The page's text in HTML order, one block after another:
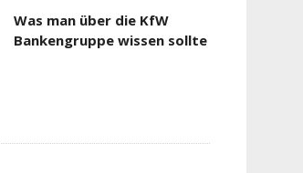
Was man über die KfW
Bankengruppe wissen sollte